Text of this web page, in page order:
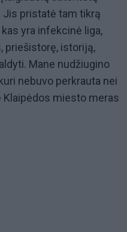
pristatė tam tikrą
yra infekcinė liga,
priešistorę, istoriją,
Mane nudžiugino
nebuvo perkrauta nei
Klaipėdos miesto meras